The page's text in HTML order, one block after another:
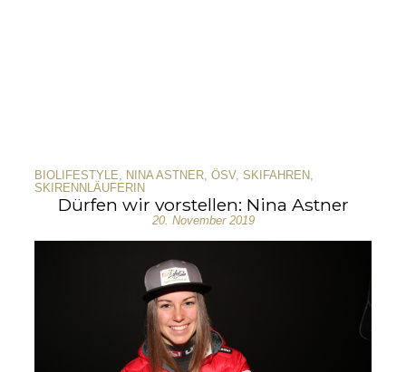
BIOLIFESTYLE NINA ASTNER ,ÖSV,SKIFAHREN
SKIRENNLÄUFERIN
Dürfen wir vorstellen: Nina Astner
20. November 2019